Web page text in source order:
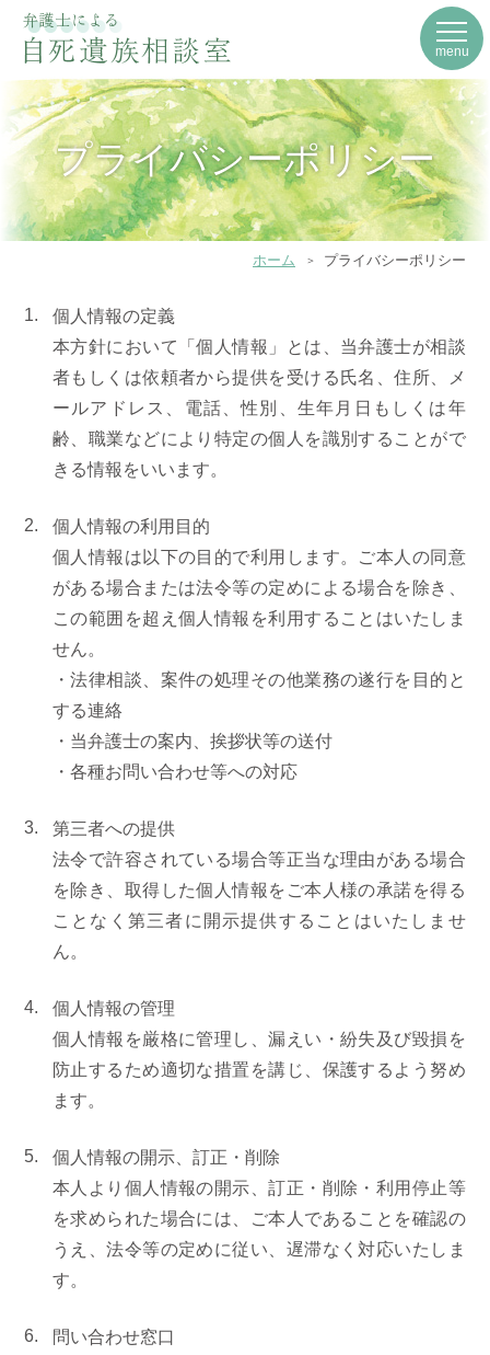
menu
プライバシーポリシー
ホーム プライバシーポリシー
個人情報の定義
本方針において「個人情報」とは、当弁護士が相談
者もしくは依頼者から提供を受ける氏名、住所、メ
ールアドレス、電話、性別、生年月日もしくは年
齢、職業などにより特定の個人を識別することがで
きる情報をいいます。
個人情報の利用目的
個人情報は以下の目的で利用します。ご本人の同意
がある場合または法令等の定めによる場合を除き、
この範囲を超え個人情報を利用することはいたしま
せん。
・法律相談、案件の処理その他業務の遂行を目的と
する連絡
・当弁護士の案内、挨拶状等の送付
・各種お問い合わせ等への対応
第三者への提供
法令で許容されている場合等正当な理由がある場合
を除き、取得した個人情報をご本人様の承諾を得る
ことなく第三者に開示提供することはいたしませ
ん。
個人情報の管理
個人情報を厳格に管理し、漏えい・紛失及び毀損を
防止するため適切な措置を講じ、保護するよう努め
ます。
個人情報の開示、訂正・削除
本人より個人情報の開示、訂正・削除・利用停止等
を求められた場合には、ご本人であることを確認の
うえ、法令等の定めに従い、遅滞なく対応いたしま
す。
問い合わせ窓口